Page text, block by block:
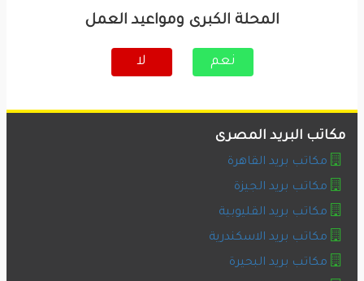
المحلة الكبرى ومواعيد العمل
نعم لا
مكاتب البريد المصرى
مكاتب بريد القاهرة
مكاتب بريد الجيزة
مكاتب بريد القليوبية
مكاتب بريد الاسكندرية
مكاتب بريد البحيرة